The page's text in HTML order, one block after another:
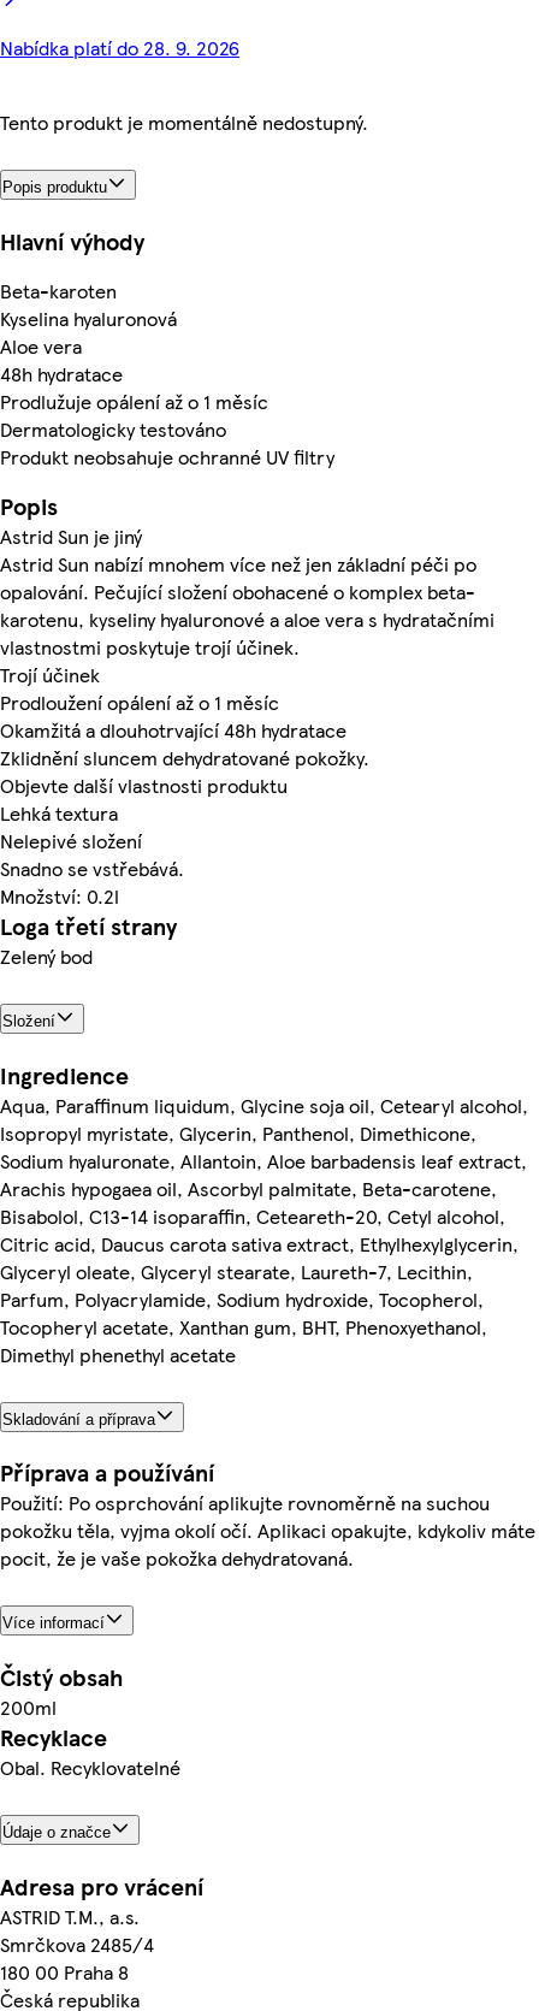
Nabídka platí do 28. 9. 2026
Tento produkt je momentálně nedostupný.
Popis produktu
Hlavní výhody
Beta-karoten
Kyselina hyaluronová
Aloe vera
48h hydratace
Prodlužuje opálení až o 1 měsíc
Dermatologicky testováno
Produkt neobsahuje ochranné UV filtry
Popis
Astrid Sun je jiný
Astrid Sun nabízí mnohem více než jen základní péči po
opalování. Pečující složení obohacené o komplex beta-
karotenu, kyseliny hyaluronové a aloe vera s hydratačními
vlastnostmi poskytuje trojí účinek.
Trojí účinek
Prodloužení opálení až o 1 měsíc
Okamžitá a dlouhotrvající 48h hydratace
Zklidnění sluncem dehydratované pokožky.
Objevte další vlastnosti produktu
Lehká textura
Nelepivé složení
Snadno se vstřebává.
Množství: 0.2l
Loga třetí strany
Zelený bod
Složení
Ingredience
Aqua, Paraffinum liquidum, Glycine soja oil, Cetearyl alcohol,
Isopropyl myristate, Glycerin, Panthenol, Dimethicone,
Sodium hyaluronate, Allantoin, Aloe barbadensis leaf extract,
Arachis hypogaea oil, Ascorbyl palmitate, Beta-carotene,
Bisabolol, C13-14 isoparaffin, Ceteareth-20, Cetyl alcohol,
Citric acid, Daucus carota sativa extract, Ethylhexylglycerin,
Glyceryl oleate, Glyceryl stearate, Laureth-7, Lecithin,
Parfum, Polyacrylamide, Sodium hydroxide, Tocopherol,
Tocopheryl acetate, Xanthan gum, BHT, Phenoxyethanol,
Dimethyl phenethyl acetate
Skladování a příprava
Příprava a používání
Použití: Po osprchování aplikujte rovnoměrně na suchou
pokožku těla, vyjma okolí očí. Aplikaci opakujte, kdykoliv máte
pocit, že je vaše pokožka dehydratovaná.
Více informací
Čistý obsah
200ml
Recyklace
Obal. Recyklovatelné
Údaje o značce
Adresa pro vrácení
ASTRID T.M., a.s.
Smrčkova 2485/4
180 00 Praha 8
Česká republika